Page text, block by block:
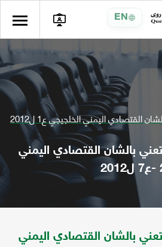
EN
مجلة اليمن والخليج تعني بالشان القتصادي اليمني الخلجيجي ع1 ل2012
بالشان القتصادي اليمني
بالشان القتصادي اليمني